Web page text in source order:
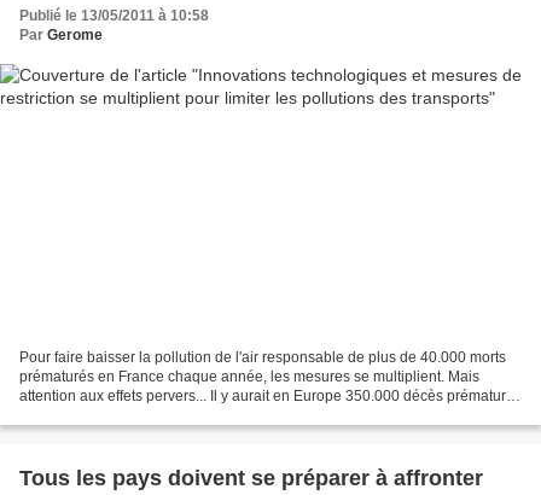
Publié le 13/05/2011 à 10:58
Par Gerome
Pour faire baisser la pollution de l'air responsable de plus de 40.000 morts
prématurés en France chaque année, les mesures se multiplient. Mais
attention aux effets pervers... Il y aurait en Europe 350.000 décès prématurés
Tous les pays doivent se préparer à affronter